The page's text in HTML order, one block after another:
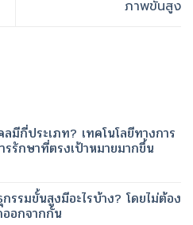
ภาพขั้นสูง
มีกี่ประเภท? เทคโนโลยีทางการ
รักษาที่ตรงเป้าหมายมากขึ้น
รรมขั้นสูงมีอะไรบ้าง? โดยไม่ต้อง
อกจากกัน